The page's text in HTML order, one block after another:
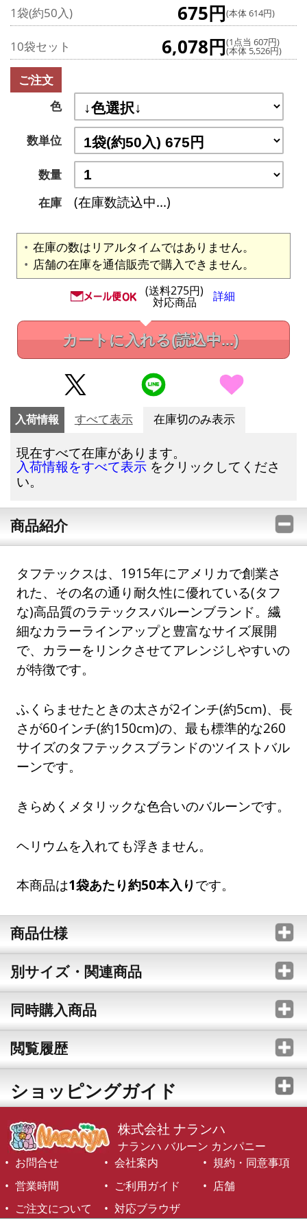
1袋(約50入) 675円(本体 614円)
10袋セット 6,078円(1点当 607円)
(本体 5,526円)
ご注文
色
数単位
数量
在庫
(在庫数読込中...)
在庫の数はリアルタイムではありません。
店舗の在庫を通信販売で購入できません。
(送料275円)
対応商品 詳細
カートに入れる(読込中...)
入荷情報 すべて表示 在庫切のみ表示
現在すべて在庫があります。
入荷情報をすべて表示 をクリックしてくださ
い。
商品紹介
タフテックスは、1915年にアメリカで創業さ
れた、その名の通り耐久性に優れている(タフ
な)高品質のラテックスバルーンブランド。繊
細なカラーラインアップと豊富なサイズ展開
で、カラーをリンクさせてアレンジしやすいの
が特徴です。
ふくらませたときの太さが2インチ(約5cm)、長
さが60インチ(約150cm)の、最も標準的な260
サイズのタフテックスブランドのツイストバル
ーンです。
きらめくメタリックな色合いのバルーンです。
ヘリウムを入れても浮きません。
本商品は1袋あたり約50本入り です。
商品仕様
別サイズ・関連商品
同時購入商品
閲覧履歴
ショッピングガイド
株式会社 ナランハ
ナランハ バルーン カンパニー
お問合せ
会社案内
規約・同意事項
営業時間
ご利用ガイド
店舗
ご注文について
対応ブラウザ